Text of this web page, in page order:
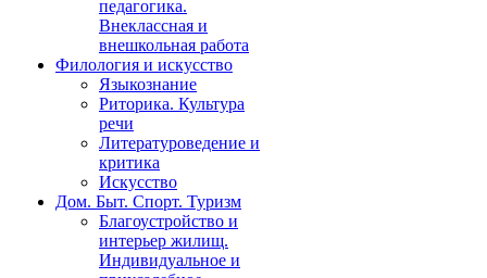
педагогика.
Внеклассная и
внешкольная работа
Филология и искусство
Языкознание
Риторика. Культура
речи
Литературоведение и
критика
Искусство
Дом. Быт. Спорт. Туризм
Благоустройство и
интерьер жилищ.
Индивидуальное и